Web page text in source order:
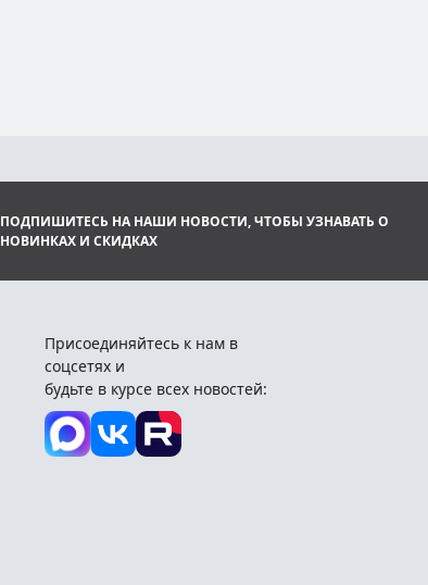
ПОДПИШИТЕСЬ НА НАШИ НОВОСТИ, ЧТОБЫ УЗНАВАТЬ О
НОВИНКАХ И СКИДКАХ
Присоединяйтесь к нам в
соцсетях и
будьте в курсе всех новостей: